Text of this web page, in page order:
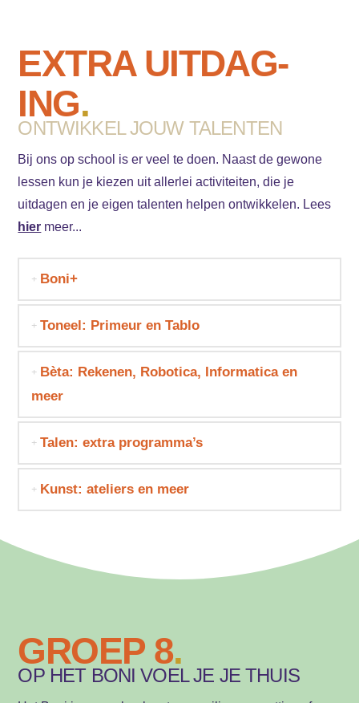
EXTRA UITDAG­
ING.
ONTWIKKEL JOUW TALENTEN
Bij ons op school is er veel te doen. Naast de gewone
lessen kun je kiezen uit allerlei activiteiten, die je
uitdagen en je eigen talenten helpen ontwikkelen. Lees
hier meer...
Boni+
Toneel: Primeur en Tablo
Bèta: Rekenen, Robotica, Informatica en
meer
Talen: extra programma’s
Kunst: ateliers en meer
GROEP 8.
OP HET BONI VOEL JE JE THUIS